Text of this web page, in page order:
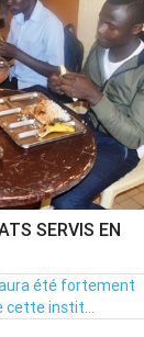
SERVIS EN
été fortement
cette instit...